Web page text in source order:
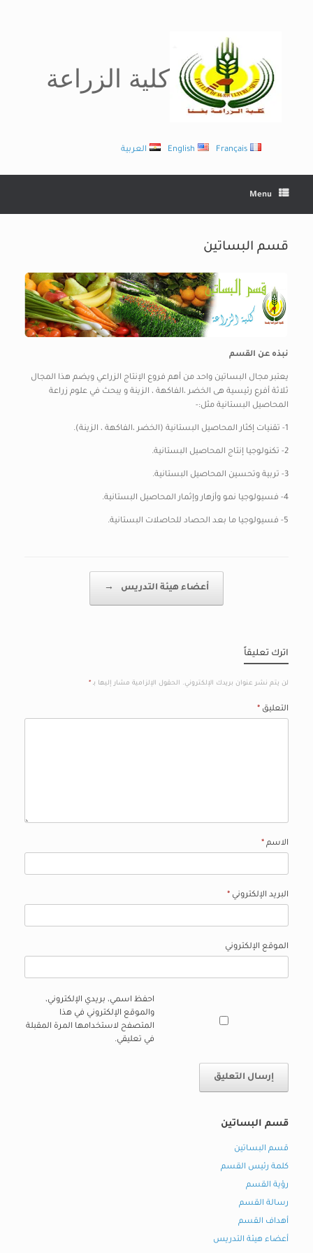
كلية الزراعة
العربية English Français
Menu
قسم البساتين
نبذه عن القسم
يعتبر مجال البساتين واحد من أهم فروع الإنتاج الزراعي ويضم هذا المجال
ثلاثة أفرع رئيسية هى الخضر ،الفاكهة ، الزينة و يبحث في علوم زراعة
المحاصيل البستانية مثل:-
1- تقنيات إكثار المحاصيل البستانية (الخضر ،الفاكهة ، الزينة).
2- تكنولوجيا إنتاج المحاصيل البستانية.
3- تربية وتحسين المحاصيل البستانية.
4- فسيولوجيا نمو وأزهار وإثمار المحاصيل البستانية.
5- فسيولوجيا ما بعد الحصاد للحاصلات البستانية.
أعضاء هيئة التدريس →
اترك تعليقاً
لن يتم نشر عنوان بريدك الإلكتروني. الحقول الإلزامية مشار إليها بـ *
التعليق *
الاسم *
البريد الإلكتروني *
الموقع الإلكتروني
احفظ اسمي، بريدي الإلكتروني،
والموقع الإلكتروني في هذا
المتصفح لاستخدامها المرة المقبلة
في تعليقي.
قسم البساتين
قسم البساتين
كلمة رئيس القسم
رؤية القسم
رسالة القسم
أهداف القسم
أعضاء هيئة التدريس